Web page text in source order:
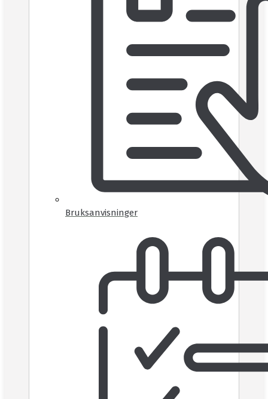
Bruksanvisninger